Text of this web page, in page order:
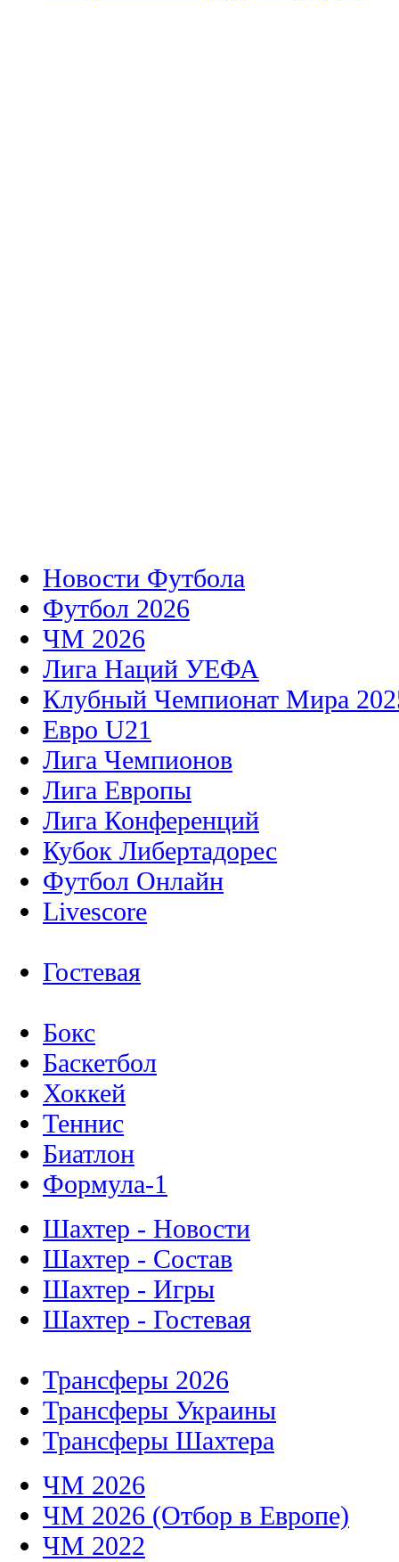
Новости Футбола
Футбол 2026
ЧМ 2026
Лига Наций УЕФА
Клубный Чемпионат Мира
Евро U21
Лига Чемпионов
Лига Европы
Лига Конференций
Кубок Либертадорес
Футбол Онлайн
Livescore
Гостевая
Бокс
Баскетбол
Хоккей
Теннис
Биатлон
Формула-1
Шахтер - Новости
Шахтер - Состав
Шахтер - Игры
Шахтер - Гостевая
Трансферы 2026
Трансферы Украины
Трансферы Шахтера
ЧМ 2026
ЧМ 2026 (Отбор в Европе)
ЧМ 2022